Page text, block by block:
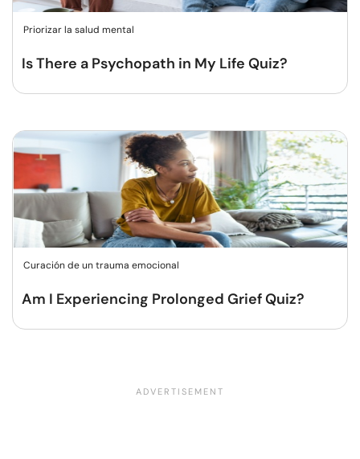
Priorizar la salud mental
Is There a Psychopath in My Life Quiz?
Curación de un trauma emocional
Am I Experiencing Prolonged Grief Quiz?